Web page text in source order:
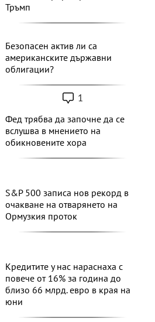
Тръмп
Безопасен актив ли са
американските държавни
облигации?
1
Фед трябва да започне да се
вслушва в мнението на
обикновените хора
S&P 500 записа нов рекорд в
очакване на отварянето на
Ормузкия проток
Кредитите у нас нараснаха с
повече от 16% за година до
близо 66 млрд. евро в края на
юни